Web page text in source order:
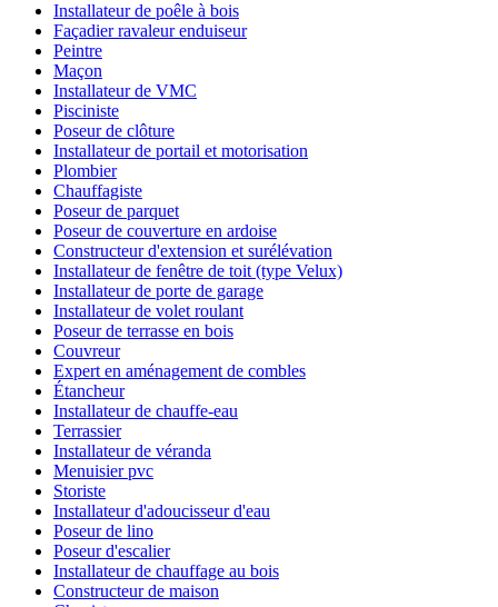
Installateur de poêle à bois
Façadier ravaleur enduiseur
Peintre
Maçon
Installateur de VMC
Pisciniste
Poseur de clôture
Installateur de portail et motorisation
Plombier
Chauffagiste
Poseur de parquet
Poseur de couverture en ardoise
Constructeur d'extension et surélévation
Installateur de fenêtre de toit (type Velux)
Installateur de porte de garage
Installateur de volet roulant
Poseur de terrasse en bois
Couvreur
Expert en aménagement de combles
Étancheur
Installateur de chauffe-eau
Terrassier
Installateur de véranda
Menuisier pvc
Storiste
Installateur d'adoucisseur d'eau
Poseur de lino
Poseur d'escalier
Installateur de chauffage au bois
Constructeur de maison